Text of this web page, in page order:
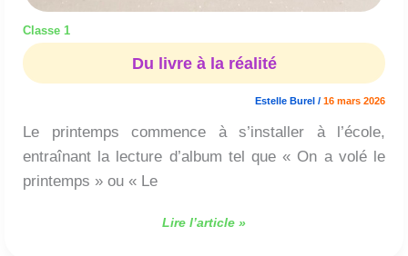
Classe 1
Du livre à la réalité
Estelle Burel / 16 mars 2026
Le printemps commence à s’installer à l’école,
entraînant la lecture d’album tel que « On a volé le
printemps » ou « Le
Lire l’article »